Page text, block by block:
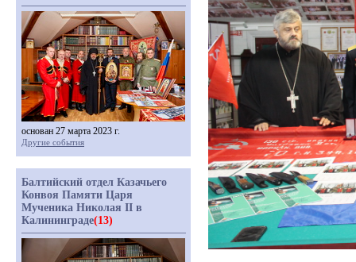
основан 27 марта 2023 г.
Другие события
Балтийский отдел Казачьего
Конвоя Памяти Царя
Мученика Николая II в
Калининграде(13)